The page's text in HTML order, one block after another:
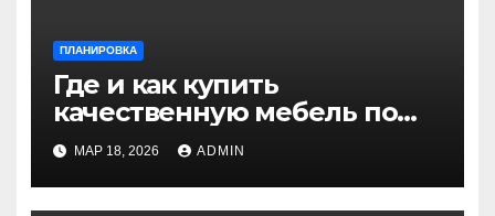
ПЛАНИРОВКА
Где и как купить
качественную мебель по
доступной цене: советы и
варианты
МАР 18, 2026 ADMIN